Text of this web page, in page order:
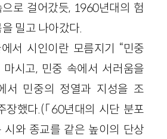
로 걸어갔듯, 1960년대의 험
밀고 나아갔다.
서 시인이란 모름지기 “민중
시고, 민중 속에서 서러움을
서 민중의 정열과 지성을 조
장했다.(「60년대의 시단 분포
시와 종교를 같은 높이의 단상